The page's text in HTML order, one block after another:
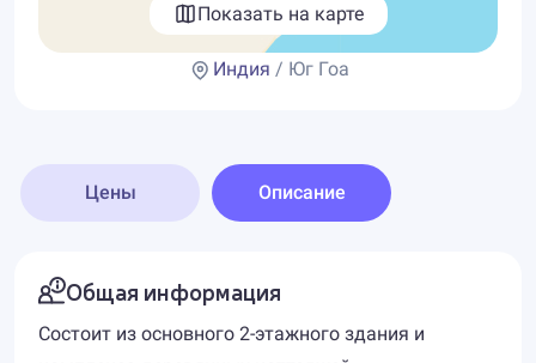
Показать на карте
Индия / Юг Гоа
Цены Описание
Общая информация
Состоит из основного 2-этажного здания и